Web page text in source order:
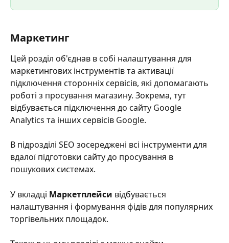
Маркетинг
Цей розділ об'єднав в собі налаштування для
маркетингових інструментів та активації
підключення сторонніх сервісів, які допомагають
роботі з просування магазину. Зокрема, тут
відбувається підключення до сайту Google
Analytics та інших сервісів Google.
В підрозділі SEO зосереджені всі інструменти для
вдалої підготовки сайту до просування в
пошукових системах.
У вкладці Маркетплейси відбувається
налаштування і формування фідів для популярних
торгівельних площадок.